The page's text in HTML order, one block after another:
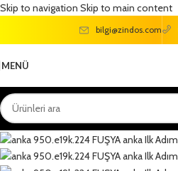
Skip to navigation Skip to main content
bilgi@zindos.com
MENÜ